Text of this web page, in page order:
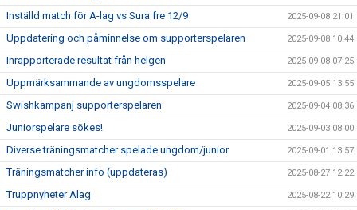
Inställd match för A-lag vs Sura fre 12/9 2025-09-08 21:01
Uppdatering och påminnelse om supporterspelaren 2025-09-08 10:44
Inrapporterade resultat från helgen 2025-09-08 07:25
Uppmärksammande av ungdomsspelare 2025-09-05 13:55
Swishkampanj supporterspelaren 2025-09-04 08:36
Juniorspelare sökes! 2025-09-03 08:00
Diverse träningsmatcher spelade ungdom/junior 2025-09-01 13:57
Träningsmatcher info (uppdateras) 2025-08-27 12:22
Truppnyheter Alag 2025-08-22 10:29